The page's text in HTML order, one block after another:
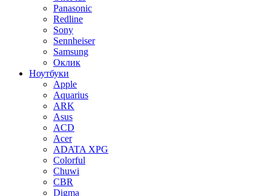
Panasonic
Redline
Sony
Sennheiser
Samsung
Оклик
Ноутбуки
Apple
Aquarius
ARK
Asus
ACD
Acer
ADATA XPG
Colorful
Chuwi
CBR
Digma